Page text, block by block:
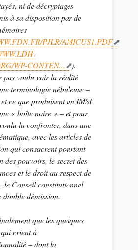
ni de décryptages
à sa disposition par de
PJLR/AMICUS1.PDF
WP-CONTEN...
).
pas voulu voir la réalité
terminologie nébuleuse –
ce que produisent un IMSI
« boîte noire » – et pour
la confronter, dans une
avec les articles de
qui consacrent pourtant
des pouvoirs, le secret des
et le droit au respect de
le Conseil constitutionnel
double démission.
que les quelques
crient à
– dont la